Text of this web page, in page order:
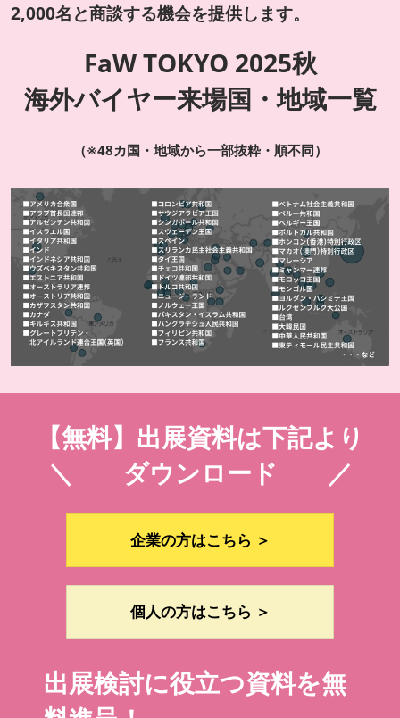
2,000名と商談する機会を提供します。
FaW TOKYO 2025秋
海外バイヤー来場国・地域一覧
（※48カ国・地域から一部抜粋・順不同）
【無料】出展資料は下記より
＼ ダウンロード ／
企業の方はこちら ＞
個人の方はこちら ＞
出展検討に役立つ資料を無